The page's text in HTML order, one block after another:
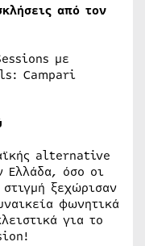
από τον
με
Campari
alternative
Ελλάδα, όσο οι
ξεχώρισαν
φωνητικά
για το